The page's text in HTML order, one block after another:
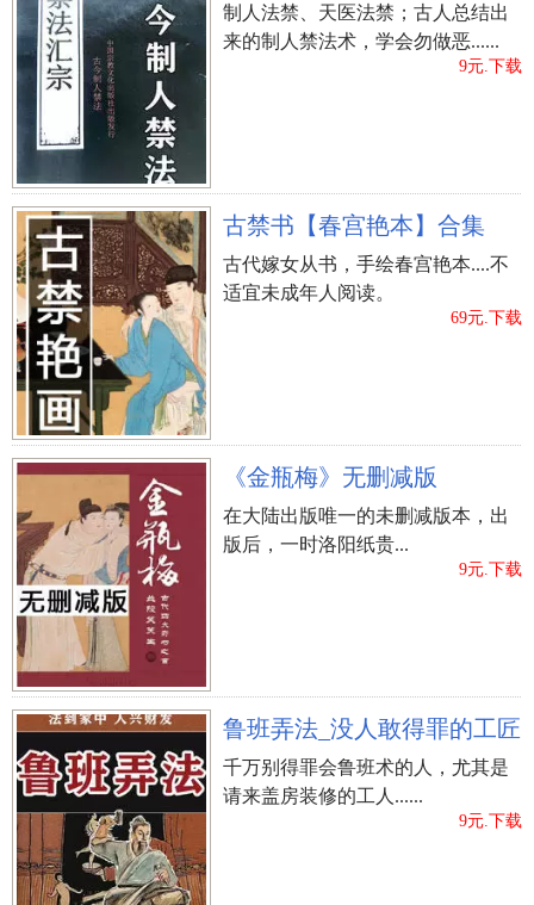
嘴巴看相
上一篇：面相分析大脚女人的命运
制人法禁、天医法禁；古人总结出
来的制人禁法术，学会勿做恶......
9元.下载
古禁书【春宫艳本】合集
古代嫁女从书，手绘春宫艳本....不
适宜未成年人阅读。
69元.下载
《金瓶梅》无删减版
在大陆出版唯一的未删减版本，出
版后，一时洛阳纸贵...
9元.下载
鲁班弄法_没人敢得罪的工匠
千万别得罪会鲁班术的人，尤其是
请来盖房装修的工人......
9元.下载